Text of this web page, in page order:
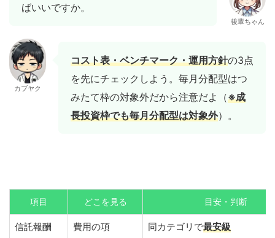
ばいいですか。
後輩ちゃん
カブヤク
コスト表・ベンチマーク・運用方針の3点
を先にチェックしよう。毎月分配型はつ
みたて枠の対象外だから注意だよ（※成
長投資枠でも毎月分配型は対象外）。
項目 どこを見る 目安・判断
信託報酬 費用の項 同カテゴリで最安級